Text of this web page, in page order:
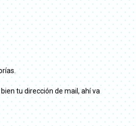
tu dirección de mail, ahí va